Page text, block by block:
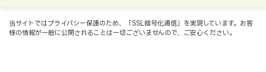
当サイトではプライバシー保護のため、「SSL暗号化通信」を実現しています。お客
様の情報が一般に公開されることは一切ございませんので、ご安心ください。